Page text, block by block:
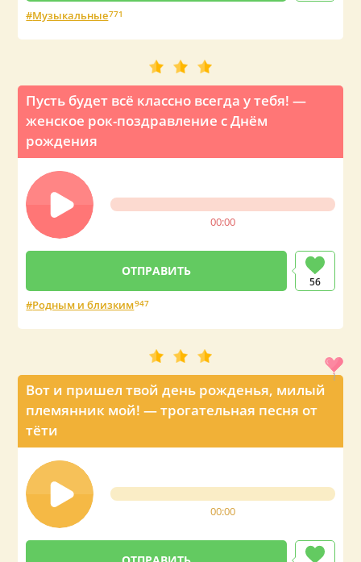
Музыкальные771
Пусть будет всё классно всегда у тебя! —
женское рок-поздравление с Днём
рождения
00:00
56
Родным и близким947
Вот и пришел твой день рожденья, милый
племянник мой! — трогательная песня от
тёти
00:00